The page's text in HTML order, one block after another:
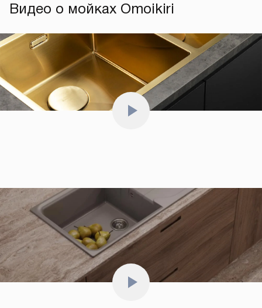
Видео о мойках Omoikiri